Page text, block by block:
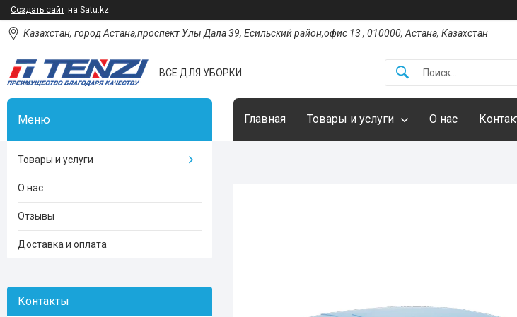
Создать сайт на Satu.kz
Казахстан, город Астана,проспект Улы Дала 39, Есильский район,офис 13 , 010000, Астана, Казахстан
ВСЕ ДЛЯ УБОРКИ
Главная Товары и услуги О нас
Товары и услуги
О нас
Отзывы
Доставка и оплата